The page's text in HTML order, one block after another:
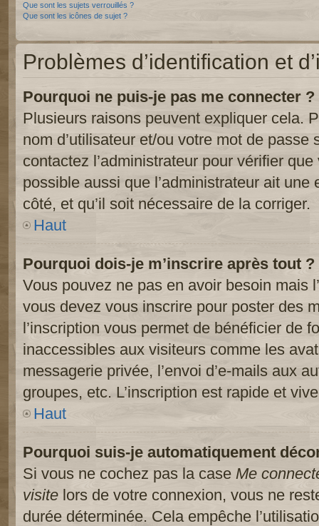
Que sont les sujets verrouillés ?
Que sont les icônes de sujet ?
Problèmes d’identification et
Pourquoi ne puis-je pas me connecter ?
Plusieurs raisons peuvent expliquer cela.
nom d’utilisateur et/ou votre mot de passe
contactez l’administrateur pour vérifier
possible aussi que l’administrateur ait
côté, et qu’il soit nécessaire de la corriger.
Haut
Pourquoi dois-je m’inscrire après tout ?
Vous pouvez ne pas en avoir besoin mais
vous devez vous inscrire pour poster des
l’inscription vous permet de bénéficier de
inaccessibles aux visiteurs comme les
messagerie privée, l’envoi d’e-mails aux
groupes, etc. L’inscription est rapide et
Haut
Pourquoi suis-je automatiquement
Si vous ne cochez pas la case Me
visite lors de votre connexion, vous ne
durée déterminée. Cela empêche